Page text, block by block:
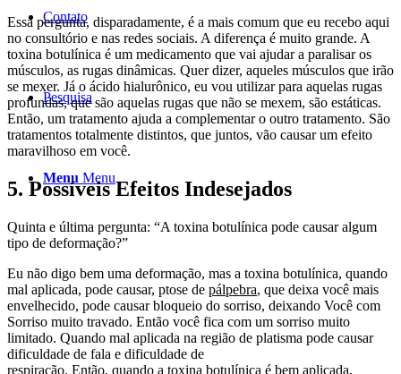
Contato
Pesquisa
Menu Menu
Essa pergunta, disparadamente, é a mais comum que eu recebo aqui
no consultório e nas redes sociais. A diferença é muito grande. A
toxina botulínica é um medicamento que vai ajudar a paralisar os
músculos, as rugas dinâmicas. Quer dizer, aqueles músculos que irão
se mexer. Já o ácido hialurônico, eu vou utilizar para aquelas rugas
profundas, que são aquelas rugas que não se mexem, são estáticas.
Então, um tratamento ajuda a complementar o outro tratamento. São
tratamentos totalmente distintos, que juntos, vão causar um efeito
maravilhoso em você.
5. Possíveis Efeitos Indesejados
Quinta e última pergunta: “A toxina botulínica pode causar algum
tipo de deformação?”
Eu não digo bem uma deformação, mas a toxina botulínica, quando
mal aplicada, pode causar, ptose de pálpebra, que deixa você mais
envelhecido, pode causar bloqueio do sorriso, deixando Você com
Sorriso muito travado. Então você fica com um sorriso muito
limitado. Quando mal aplicada na região de platisma pode causar
dificuldade de fala e dificuldade de
respiração. Então, quando a toxina botulínica é bem aplicada,